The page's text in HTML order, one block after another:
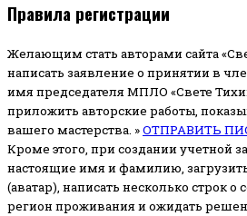
Правила регистрации
Желающим стать авторами сайта
написать заявление о принятии в
имя председателя МПЛО «Свете
приложить авторские работы,
вашего мастерства. »ОТПРАВИТЬ
Кроме этого, при создании учетной
настоящие имя и фамилию,
(аватар), написать несколько строк о
регион проживания и ожидать